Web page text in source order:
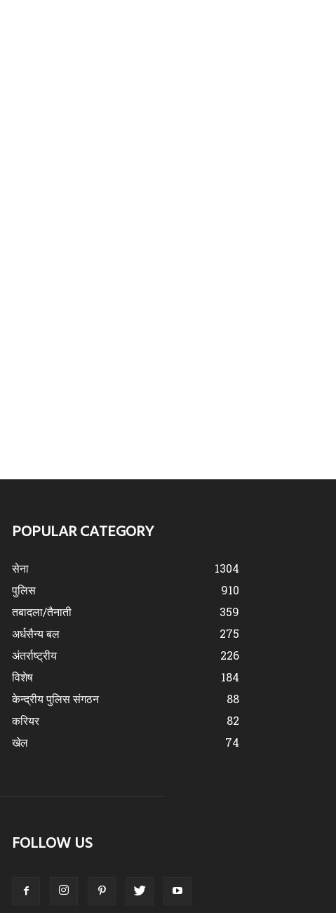
POPULAR CATEGORY
सेना
1304
पुलिस
910
तबादला/तैनाती
359
अर्धसैन्य बल
275
अंतर्राष्ट्रीय
226
विशेष
184
केन्द्रीय पुलिस संगठन
88
करियर
82
खेल
74
FOLLOW US